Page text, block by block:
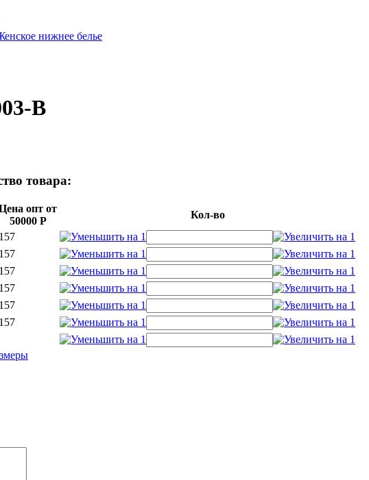
нижнее белье
B
товара:
опт от
50000 Р
Кол-во
157
157
157
157
157
157